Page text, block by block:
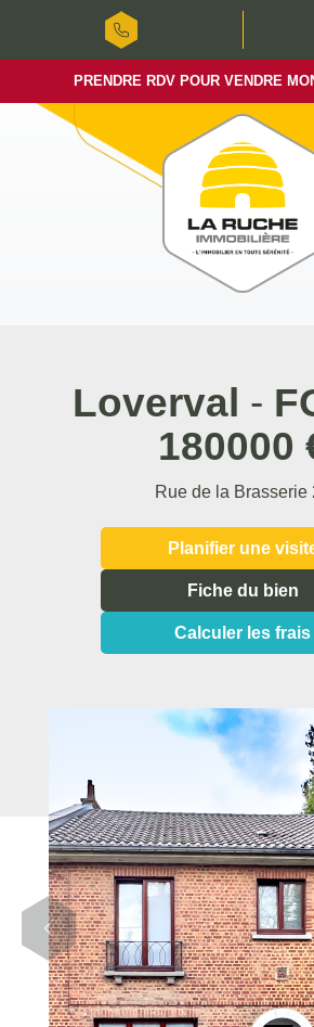
PRENDRE RDV POUR VENDRE
Loverval -
180000
Rue de la Brasserie
Planifier une
Fiche du bien
Calculer les frais